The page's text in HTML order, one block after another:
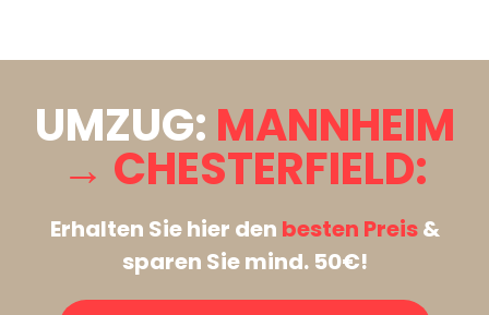
UMZUG: MANNHEIM
→ CHESTERFIELD:
Erhalten Sie hier den besten Preis&
sparen Sie mind. 50€!